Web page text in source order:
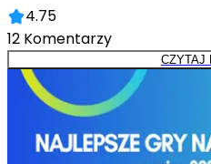
4.75
12 Komentarzy
CZYTAJ